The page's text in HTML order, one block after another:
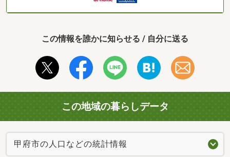
この情報を誰かに知らせる / 自分に送る
この地域の暮らしデータ
甲府市の人口などの統計情報